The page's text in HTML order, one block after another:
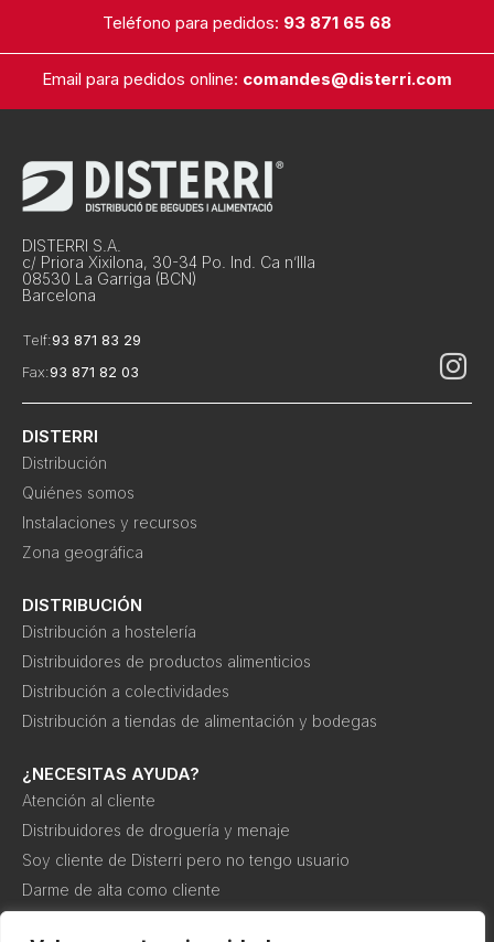
Teléfono para pedidos: 93 871 65 68
Email para pedidos online: comandes@disterri.com
DISTERRI S.A.
c/ Priora Xixilona, 30-34 Po. Ind. Ca n’Illa
08530 La Garriga (BCN)
Barcelona
Telf:93 871 83 29
Fax:93 871 82 03
DISTERRI
Distribución
Quiénes somos
Instalaciones y recursos
Zona geográfica
DISTRIBUCIÓN
Distribución a hostelería
Distribuidores de productos alimenticios
Distribución a colectividades
Distribución a tiendas de alimentación y bodegas
¿NECESITAS AYUDA?
Atención al cliente
Distribuidores de droguería y menaje
Soy cliente de Disterri pero no tengo usuario
Darme de alta como cliente